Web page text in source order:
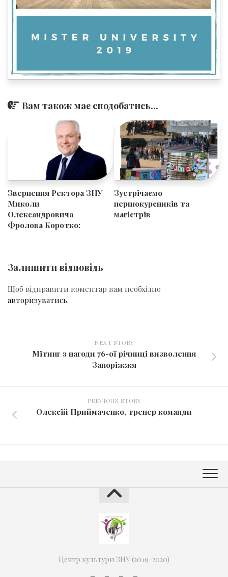
Вам також має сподобатись...
​​Звернення Ректора ЗНУ
Миколи
Олександровича
Фролова Коротко:
Зустрічаємо
першокурсників та
магістрів
Залишити відповідь
Щоб відправити коментар вам необхідно
авторизуватись.
NEXT STORY
Мітинг з нагоди 76-ої річниці визволення
Запоріжжя
PREVIOUS STORY
Олексій Приймаченко, тренер команди
Центр культури ЗНУ (2019-2020)